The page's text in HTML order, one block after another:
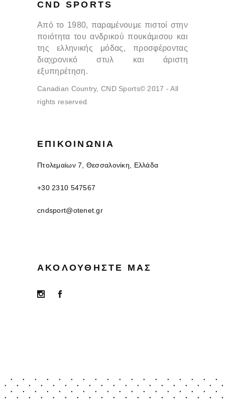
CND SPORTS
Από το 1980, παραμένουμε πιστοί στην
ποιότητα του ανδρικού πουκάμισου και
της ελληνικής μόδας, προσφέροντας
διαχρονικό στυλ και άριστη
εξυπηρέτηση.
Canadian Country, CND Sports© 2017 - All
rights reserved.
ΕΠΙΚΟΙΝΩΝΊΑ
Πτολεμαίων 7, Θεσσαλονίκη, Ελλάδα
+30 2310 547567
cndsport@otenet.gr
ΑΚΟΛΟΥΘΉΣΤΕ ΜΑΣ